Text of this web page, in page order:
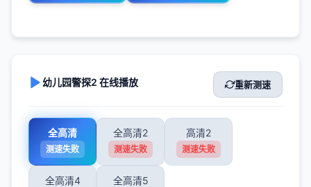
幼儿园警探2 在线播放 重新测速
全高清
测速失败
全高清2
测速失败
高清2
测速失败
全高清4 全高清5